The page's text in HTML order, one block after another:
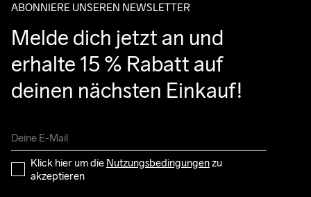
ABONNIERE UNSEREN NEWSLETTER
Melde dich jetzt an und
erhalte 15 % Rabatt auf
deinen nächsten Einkauf!
Klick hier um die Nutzungsbedingungen zu
akzeptieren